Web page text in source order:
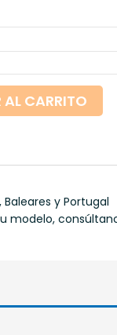
CARRITO
Baleares y Portugal
modelo,